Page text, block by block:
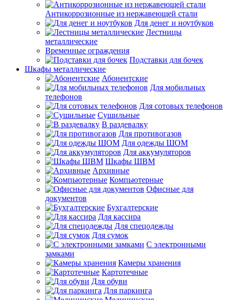
Антикоррозионные из нержавеющей стали
Для денег и ноутбуков
Лестницы
металлические
Временные ограждения
Подставки для бочек
Шкафы металлические
Абонентские
Для мобильных
телефонов
Для сотовых телефонов
Сушильные
В раздевалку
Для противогазов
Для одежды ШОМ
Для аккумуляторов
Шкафы ШВМ
Архивные
Компьютерные
Офисные для
документов
Бухгалтерские
Для кассира
Для спецодежды
Для сумок
С электронными
замками
Камеры хранения
Картотечные
Для обуви
Для паркинга